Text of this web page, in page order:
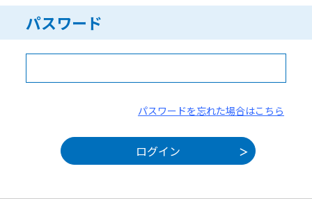
パスワード
パスワードを忘れた場合はこちら